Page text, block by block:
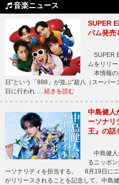
音楽ニュース
SUPER
バム発売
SUPER
ムをリリー
本情報の
日”という「888」が並ぶ“超八（スーパ
日に行われ … 続きを読む
中島健人
ーソナリ
王』の話
中島健人
るニッポ
ーソナリティを担当する。 8月19日にニ
がリリースされることを記念して、中島